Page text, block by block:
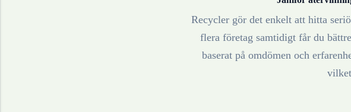
Recycler gör det enkelt att hitta
flera företag samtidigt får du
baserat på omdömen och